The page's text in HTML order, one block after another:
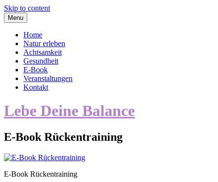
Skip to content
Menu
Home
Natur erleben
Achtsamkeit
Gesundheit
E-Book
Veranstaltungen
Kontakt
Lebe Deine Balance
E-Book Rückentraining
E-Book Rückentraining